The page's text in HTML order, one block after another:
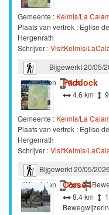
Gemeente : Kelmis/La
Plaats van vertrek : Eglise
Hergenrath
Schrijver :VisitKelmis/
Bijgewerkt 20/05/
Wandelen
Gps
Paddock
4.6 km
Gemeente : Kelmis/La
Plaats van vertrek : Eglise
Hergenrath
Schrijver :VisitKelmis/
Bijgewerkt 20/05/
Wandelen
Gps
Corso I
8.4 km